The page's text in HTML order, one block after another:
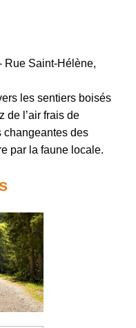
Rue Saint-Hélène,
les sentiers boisés
de l’air frais de
changeantes des
par la faune locale.